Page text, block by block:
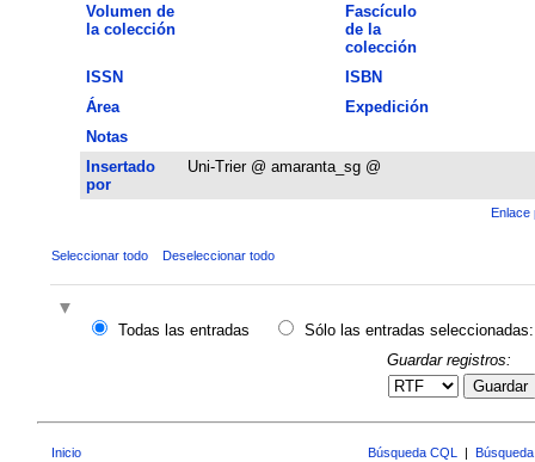
Volumen de
la colección
Fascículo
de la
colección
ISSN
ISBN
Área
Expedición
Notas
Insertado
por
Uni-Trier @ amaranta_sg @
Enlace
Seleccionar todo Deseleccionar todo
Todas las entradas
Sólo las entradas seleccionadas:
Guardar registros:
Guardar
Inicio Búsqueda CQL